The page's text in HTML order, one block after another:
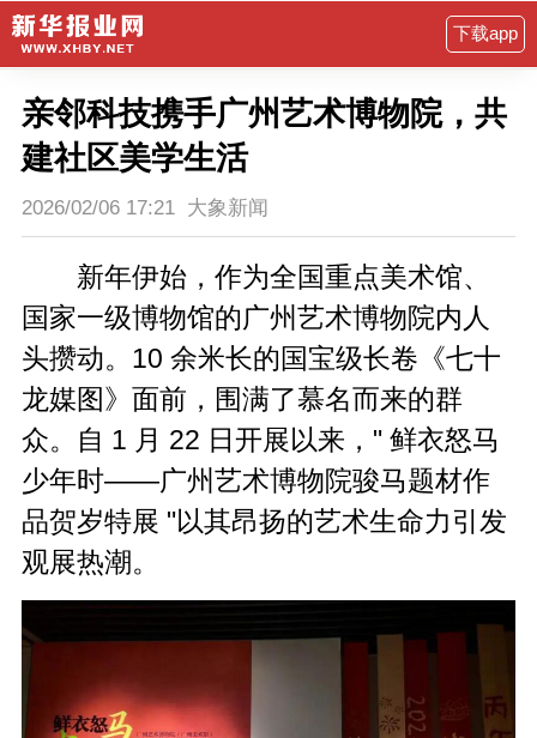
下载app
亲邻科技携手广州艺术博物院，共
建社区美学生活
2026/02/06 17:21 大象新闻
新年伊始，作为全国重点美术馆、
国家一级博物馆的广州艺术博物院内人
头攒动。10 余米长的国宝级长卷《七十
龙媒图》面前，围满了慕名而来的群
众。自 1 月 22 日开展以来，" 鲜衣怒马
少年时——广州艺术博物院骏马题材作
品贺岁特展 "以其昂扬的艺术生命力引发
观展热潮。